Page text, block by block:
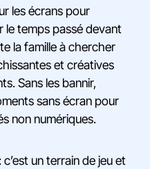
les écrans pour
le temps passé devant
la famille à chercher
et créatives
Sans les bannir,
sans écran pour
non numériques.
un terrain de jeu et